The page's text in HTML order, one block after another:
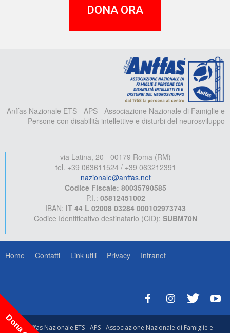
DONA ORA
Anffas Nazionale ETS - APS - Associazione Nazionale di Famiglie e
Persone con disabilità intellettive e disturbi del neurosviluppo
via Latina, 20 - 00179 Roma (RM)
tel. +39 063611524 / +39 063212391
nazionale@anffas.net
Codice Fiscale: 80035790585
P.I.: 05812451002
IBAN: IT 44 L 02008 03284 000102973743
Codice Identificativo destinatario (CID): SUBM70N
Home Contatti Link utili Privacy Intranet
© Anffas Nazionale ETS - APS - Associazione Nazionale di Famiglie e